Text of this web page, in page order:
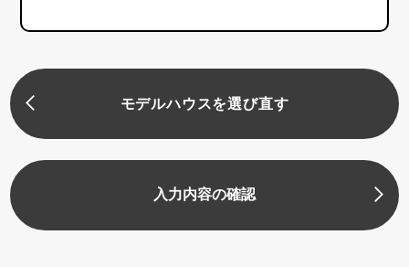
モデルハウスを選び直す
入力内容の確認